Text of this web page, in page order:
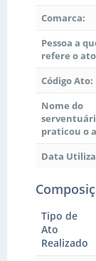
Comarca:
Pessoa a
refere o
Código Ato:
Nome do
praticou o
Data
Tipo de
Ato
Realizado